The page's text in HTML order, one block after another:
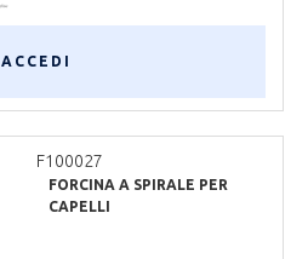
ACCEDI
F100027
FORCINA A SPIRALE PER
CAPELLI